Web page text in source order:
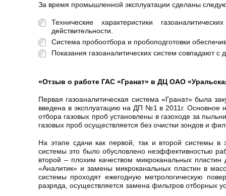
За время промышленной эксплуатации сделаны
Технические характеристики
действительности.
Система пробоотбора и пробоподготовки
Показания газоаналитических систем совпадают
«Отзыв о работе ГАС «Гранат» в ДЦ ОАО
Первая газоаналитическая система «Гранат» была
введена в эксплуатацию на ДП №1 в 2011г. Основное
отбора газовых проб установлены в газоходе за
газовых проб осуществляется без очистки зондов и
На этапе сдачи как первой, так и второй системы в
системы это было обусловлено неэффективностью
второй – плохим качеством микроканальных
«Аналитик» и замены микроканальных пластин в
системы проходят ежегодную метрологическую
разряда, осуществляется замена фильтров отборных